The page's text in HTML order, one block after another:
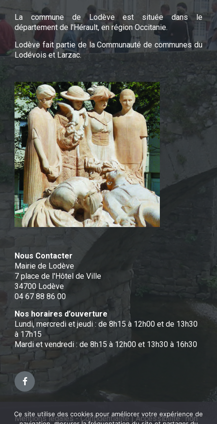
La commune de Lodève est située dans le
département de l'Hérault, en région Occitanie.
Lodève fait partie de la Communauté de communes du
Lodévois et Larzac.
Nous Contacter
Mairie de Lodève
7 place de l'Hôtel de Ville
34700 Lodève
04 67 88 86 00
Nos horaires d’ouverture
Lundi, mercredi et jeudi : de 8h15 à 12h00 et de 13h30
à 17h15
Mardi et vendredi : de 8h15 à 12h00 et 13h30 à 16h30
Facebook
Mentions légales - Confidentialité|Accessibilité : non
Ce site utilise des cookies pour améliorer votre expérience de